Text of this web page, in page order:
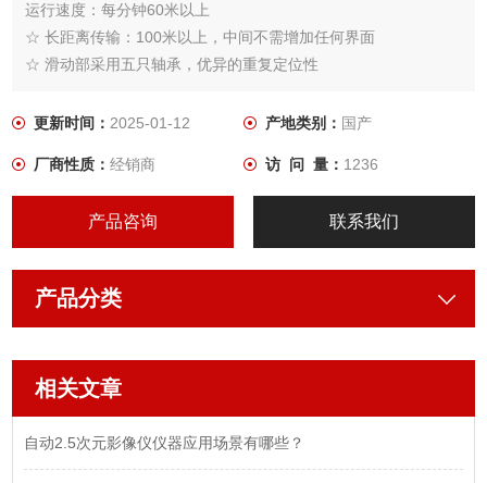
运行速度：每分钟60米以上
☆ 长距离传输：100米以上，中间不需增加任何界面
☆ 滑动部采用五只轴承，优异的重复定位性
优良
硬铬，耐腐蚀
☆ 防尘片采用特种塑胶，耐刮伤，耐腐蚀，磨擦阻力小
☆ 部件个体化，安装、保养、维护简易，防水、防尘
更新时间：2025-01-12 产地类别： 国产
厂商性质：经销商 访 问 量： 1236
产品咨询 联系我们
产品分类
相关文章
自动2.5次元影像仪仪器应用场景有哪些？